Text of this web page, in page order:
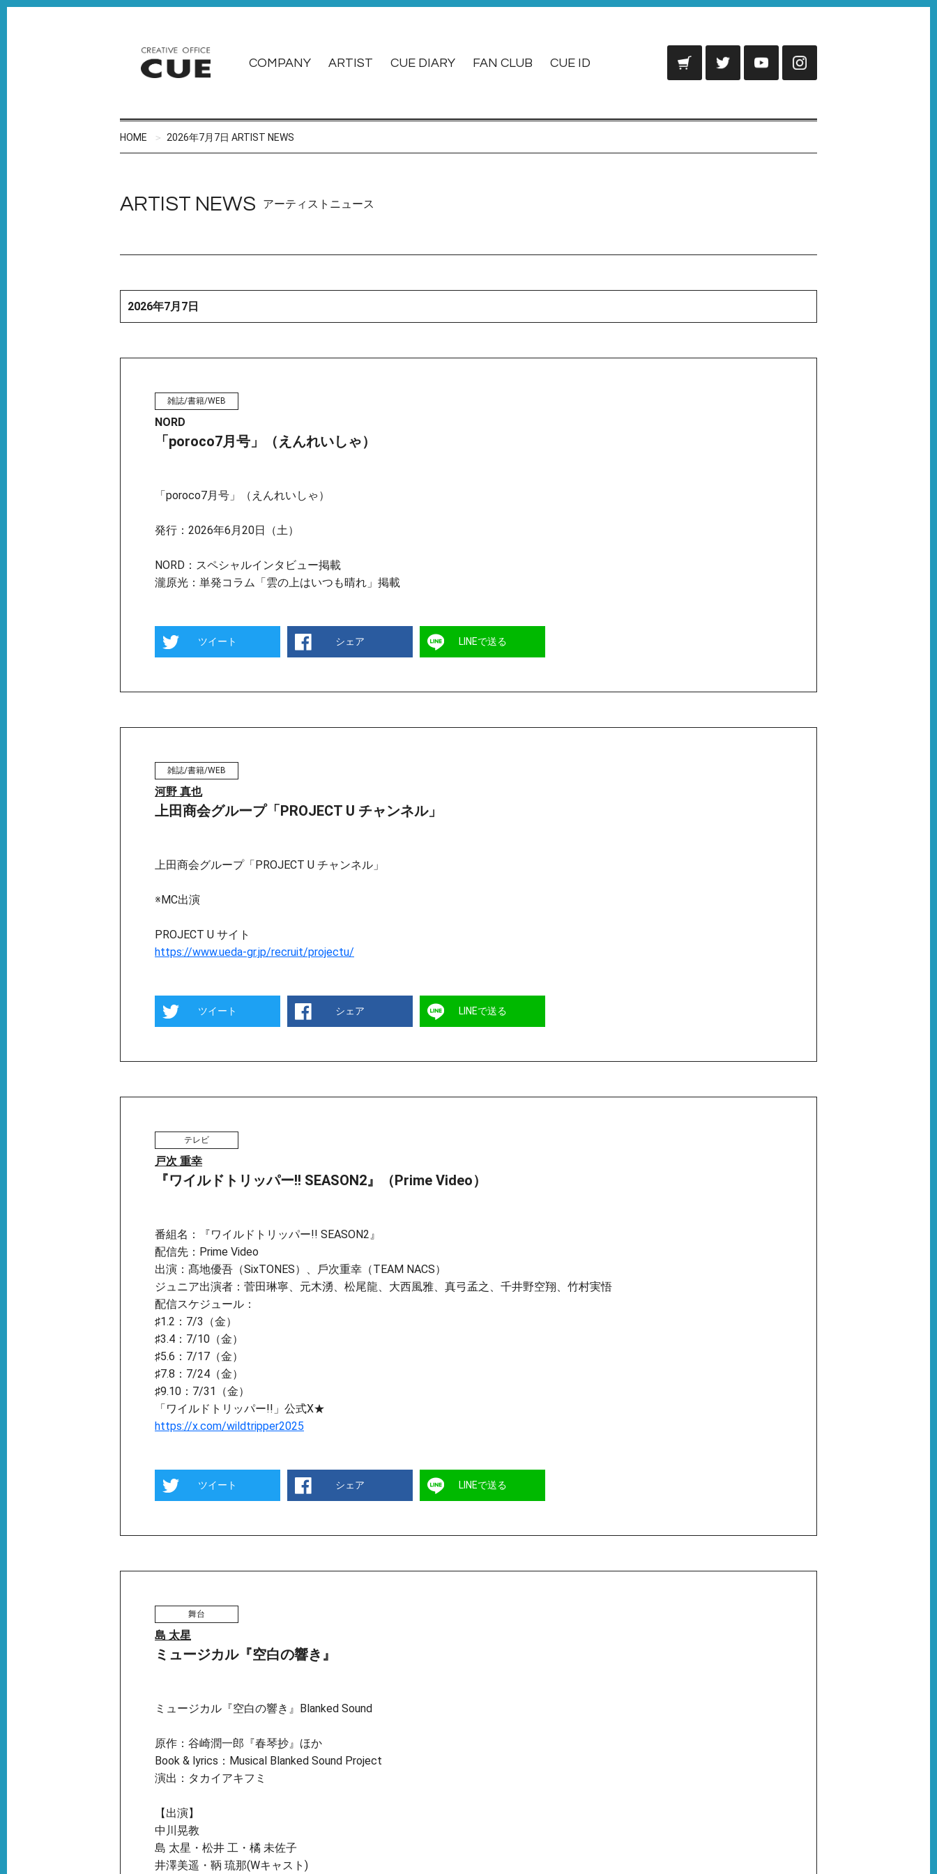
COMPANY ARTIST CUE DIARY FAN CLUB CUE ID
HOME 2026年7月7日 ARTIST NEWS
ARTIST NEWS アーティストニュース
2026年7月7日
雑誌/書籍/WEB
NORD
「poroco7月号」（えんれいしゃ）
「poroco7月号」（えんれいしゃ）
発行：2026年6月20日（土）
NORD：スペシャルインタビュー掲載
瀧原光：単発コラム「雲の上はいつも晴れ」掲載
ツイート シェア LINEで送る
雑誌/書籍/WEB
河野 真也
上田商会グループ「PROJECT U チャンネル」
上田商会グループ「PROJECT U チャンネル」
※MC出演
PROJECT U サイト
https://www.ueda-gr.jp/recruit/projectu/
ツイート シェア LINEで送る
テレビ
戸次 重幸
『ワイルドトリッパー!! SEASON2』（Prime Video）
番組名：『ワイルドトリッパー!! SEASON2』
配信先：Prime Video
出演：髙地優吾（SixTONES）、⼾次重幸（TEAM NACS）
ジュニア出演者：菅⽥琳寧、元⽊湧、松尾⿓、⼤⻄⾵雅、真⼸孟之、千井野空翔、⽵村実悟
配信スケジュール：
♯1.2：7/3（金）
♯3.4：7/10（金）
♯5.6：7/17（金）
♯7.8：7/24（金）
♯9.10：7/31（金）
「ワイルドトリッパー!!」公式X★
https://x.com/wildtripper2025
ツイート シェア LINEで送る
舞台
島 太星
ミュージカル『空白の響き』
ミュージカル『空白の響き』Blanked Sound
原作：谷崎潤一郎『春琴抄』ほか
Book & lyrics：Musical Blanked Sound Project
演出：タカイアキフミ
【出演】
中川晃教
島 太星・松井 工・橘 未佐子
井澤美遥・鞆 琉那(Wキャスト)